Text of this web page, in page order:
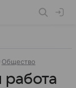
Общество
работа